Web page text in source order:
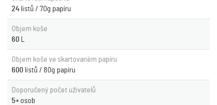
24 listů / 70g papíru
Objem koše
60
Objem koše ve skartovaném papíru
600 listů / 80g papíru
Doporučený počet uživatelů
5+ osob